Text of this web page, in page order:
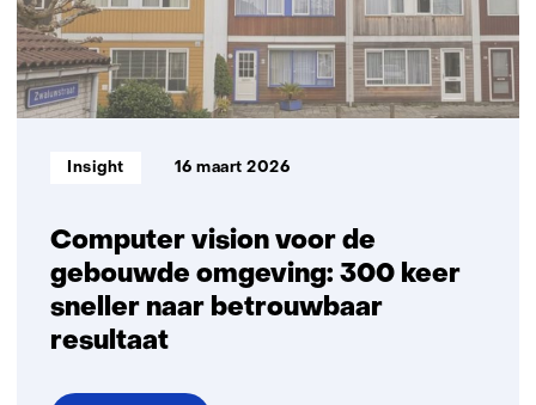
vandaag
weer
actueel
zijn
Computer vision voor de
gebouwde omgeving: 300 keer
sneller naar betrouwbaar
resultaat
Informatietype:
Insight 16 maart 2026